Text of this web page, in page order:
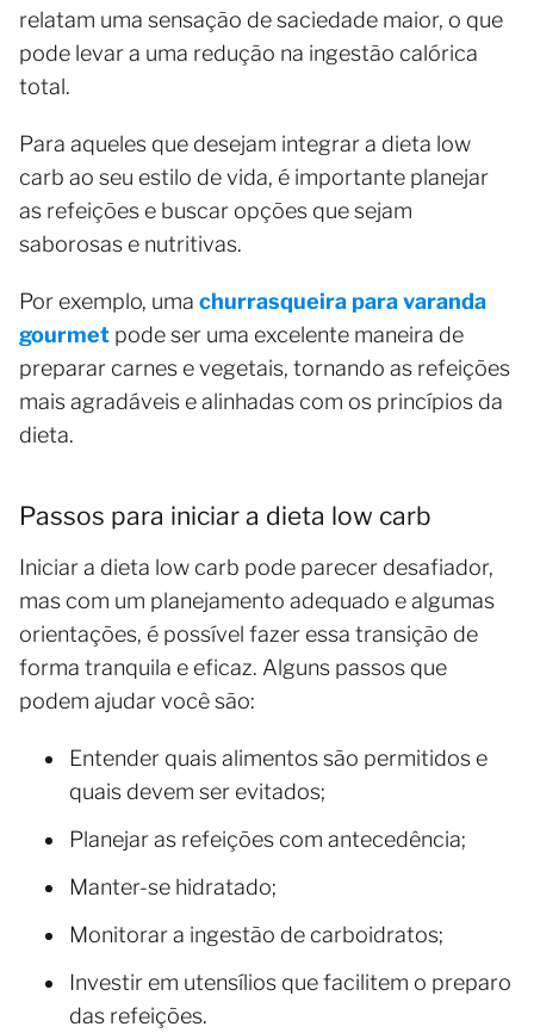
relatam uma sensação de saciedade maior, o que
pode levar a uma redução na ingestão calórica
total.
Para aqueles que desejam integrar a dieta low
carb ao seu estilo de vida, é importante planejar
as refeições e buscar opções que sejam
saborosas e nutritivas.
Por exemplo, uma churrasqueira para varanda
gourmet pode ser uma excelente maneira de
preparar carnes e vegetais, tornando as refeições
mais agradáveis e alinhadas com os princípios da
dieta.
Passos para iniciar a dieta low carb
Iniciar a dieta low carb pode parecer desafiador,
mas com um planejamento adequado e algumas
orientações, é possível fazer essa transição de
forma tranquila e eficaz. Alguns passos que
podem ajudar você são:
Entender quais alimentos são permitidos e
quais devem ser evitados;
Planejar as refeições com antecedência;
Manter-se hidratado;
Monitorar a ingestão de carboidratos;
Investir em utensílios que facilitem o preparo
das refeições.